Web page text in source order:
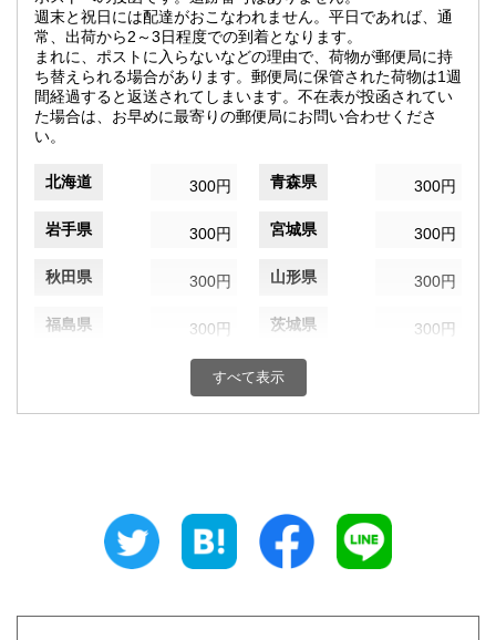
週末と祝日には配達がおこなわれません。平日であれば、通
常、出荷から2～3日程度での到着となります。
まれに、ポストに入らないなどの理由で、荷物が郵便局に持
ち替えられる場合があります。郵便局に保管された荷物は1週
間経過すると返送されてしまいます。不在表が投函されてい
た場合は、お早めに最寄りの郵便局にお問い合わせくださ
い。
北海道 300円 青森県 300円
岩手県 300円 宮城県 300円
秋田県 300円 山形県 300円
福島県 300円 茨城県 300円
300円 群馬県
埼玉県 千葉県
300円 富山県
300円 福井県
300円 300円
すべて表示